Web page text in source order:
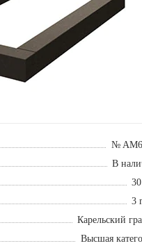
№
В
3
Карельский
Высшая